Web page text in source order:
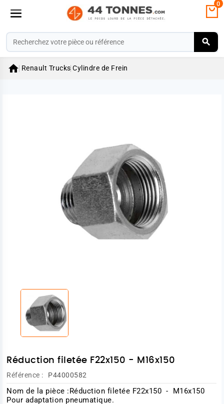
0
 Renault Trucks Cylindre de Frein
Réduction filetée F22x150 - M16x150
Référence : P44000582
Nom de la pièce :Réduction filetée F22x150 - M16x150
Pour adaptation pneumatique.